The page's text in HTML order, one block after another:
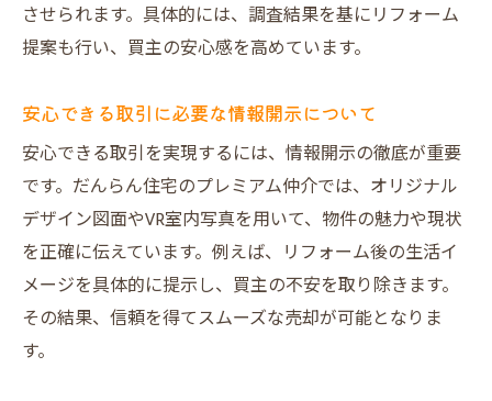
させられます。具体的には、調査結果を基にリフォーム
提案も行い、買主の安心感を高めています。
安心できる取引に必要な情報開示について
安心できる取引を実現するには、情報開示の徹底が重要
です。だんらん住宅のプレミアム仲介では、オリジナル
デザイン図面やVR室内写真を用いて、物件の魅力や現状
を正確に伝えています。例えば、リフォーム後の生活イ
メージを具体的に提示し、買主の不安を取り除きます。
その結果、信頼を得てスムーズな売却が可能となりま
す。